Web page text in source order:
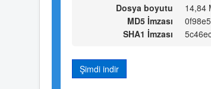
Dosya boyutu
14,84
MD5 İmzası
SHA1 İmzası
Şimdi indir